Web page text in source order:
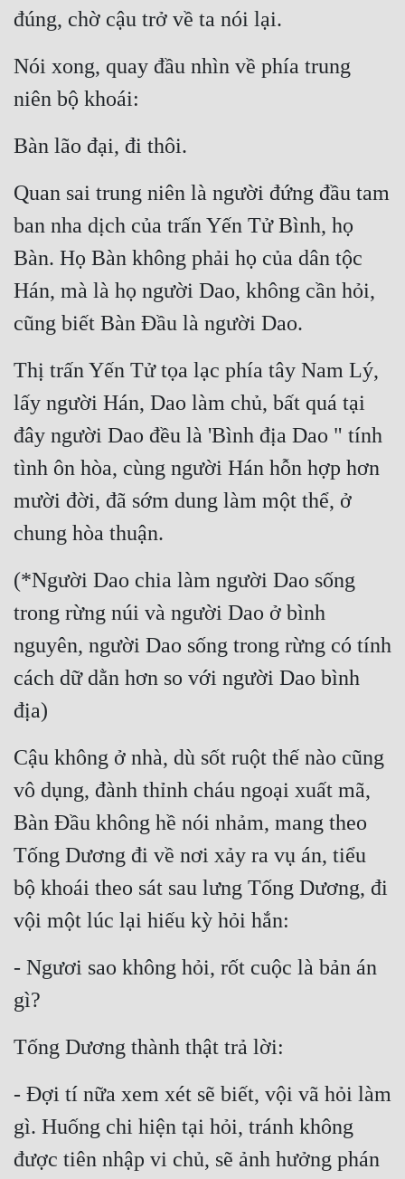
đúng, chờ cậu trở về ta nói lại.
Nói xong, quay đầu nhìn về phía trung
niên bộ khoái:
Bàn lão đại, đi thôi.
Quan sai trung niên là người đứng đầu tam
ban nha dịch của trấn Yến Tử Bình, họ
Bàn. Họ Bàn không phải họ của dân tộc
Hán, mà là họ người Dao, không cần hỏi,
cũng biết Bàn Đầu là người Dao.
Thị trấn Yến Tử tọa lạc phía tây Nam Lý,
lấy người Hán, Dao làm chủ, bất quá tại
đây người Dao đều là 'Bình địa Dao " tính
tình ôn hòa, cùng người Hán hỗn hợp hơn
mười đời, đã sớm dung làm một thể, ở
chung hòa thuận.
(*Người Dao chia làm người Dao sống
trong rừng núi và người Dao ở bình
nguyên, người Dao sống trong rừng có tính
cách dữ dằn hơn so với người Dao bình
địa)
Cậu không ở nhà, dù sốt ruột thế nào cũng
vô dụng, đành thỉnh cháu ngoại xuất mã,
Bàn Đầu không hề nói nhảm, mang theo
Tống Dương đi về nơi xảy ra vụ án, tiểu
bộ khoái theo sát sau lưng Tống Dương, đi
vội một lúc lại hiếu kỳ hỏi hắn:
- Ngươi sao không hỏi, rốt cuộc là bản án
gì?
Tống Dương thành thật trả lời:
- Đợi tí nữa xem xét sẽ biết, vội vã hỏi làm
gì. Huống chi hiện tại hỏi, tránh không
được tiên nhập vi chủ, sẽ ảnh hưởng phán